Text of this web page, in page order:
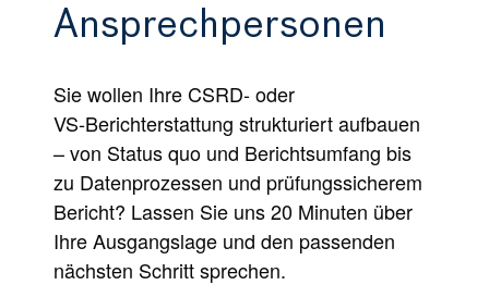
Ansprechpersonen
Sie wollen Ihre CSRD‑ oder
VS‑Berichterstattung strukturiert aufbauen
– von Status quo und Berichtsumfang bis
zu Datenprozessen und prüfungssicherem
Bericht? Lassen Sie uns 20 Minuten über
Ihre Ausgangslage und den passenden
nächsten Schritt sprechen.